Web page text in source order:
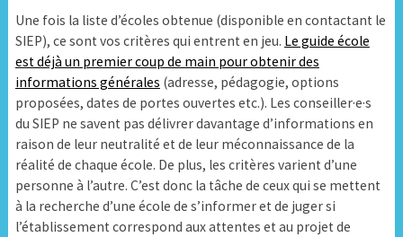
Une fois la liste d’écoles obtenue (disponible en contactant le
SIEP), ce sont vos critères qui entrent en jeu. Le guide école
est déjà un premier coup de main pour obtenir des
informations générales (adresse, pédagogie, options
proposées, dates de portes ouvertes etc.). Les conseiller·e·s
du SIEP ne savent pas délivrer davantage d’informations en
raison de leur neutralité et de leur méconnaissance de la
réalité de chaque école. De plus, les critères varient d’une
personne à l’autre. C’est donc la tâche de ceux qui se mettent
à la recherche d’une école de s’informer et de juger si
l’établissement correspond aux attentes et au projet de